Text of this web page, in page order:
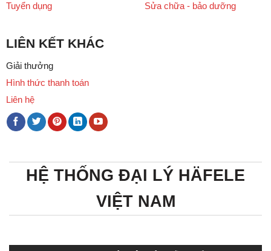
Tuyển dụng
Sửa chữa - bảo dưỡng
LIÊN KẾT KHÁC
Giải thưởng
Hình thức thanh toán
Liên hệ
HỆ THỐNG ĐẠI LÝ HÄFELE
VIỆT NAM